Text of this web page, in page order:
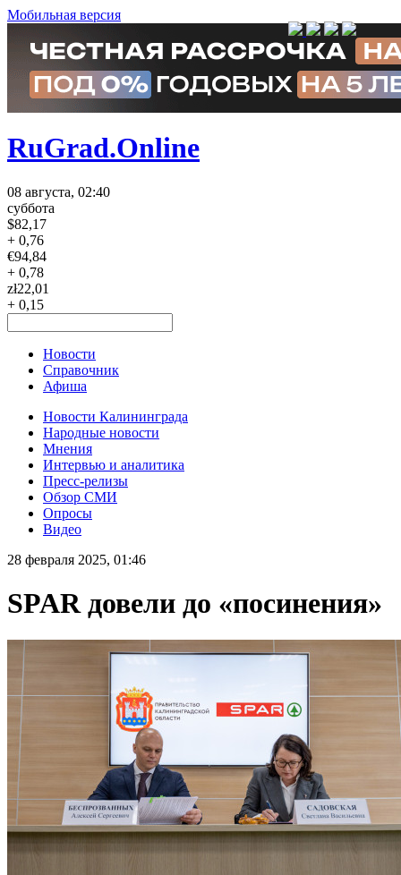
Мобильная версия
RuGrad.Online
08 августа, 02:40
суббота
$82,17
+ 0,76
€94,84
+ 0,78
zł22,01
+ 0,15
Новости
Справочник
Афиша
Новости Калининграда
Народные новости
Мнения
Интервью и аналитика
Пресс-релизы
Обзор СМИ
Опросы
Видео
28 февраля 2025, 01:46
SPAR довели до «посинения»